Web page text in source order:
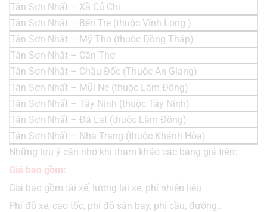
Tân Sơn Nhất – Xã Củ Chi
Tân Sơn Nhất – Bến Tre (thuộc Vĩnh Long )
Tân Sơn Nhất – Mỹ Tho (thuộc Đồng Tháp)
Tân Sơn Nhất – Cần Thơ
Tân Sơn Nhất – Châu Đốc (Thuộc An Giang)
Tân Sơn Nhất – Mũi Né (thuộc Lâm Đồng)
Tân Sơn Nhất – Tây Ninh (thuộc Tây Ninh)
Tân Sơn Nhất – Đà Lạt (thuộc Lâm Đồng)
Tân Sơn Nhất – Nha Trang (thuộc Khánh Hòa)
Những lưu ý cần nhớ khi tham khảo các bảng giá trên:
Giá bao gồm:
Giá bao gồm tài xế, lương lái xe, phí nhiên liệu
Phí đỗ xe, cao tốc, phí đỗ sân bay, phí cầu, đường,.